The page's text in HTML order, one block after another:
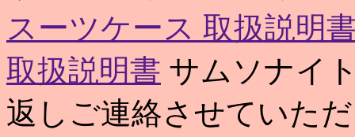
スーツケース 取扱説明
取扱説明書 サムソナイ
返しご連絡させていた